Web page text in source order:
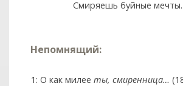
Смиряешь буйные мечты.
Непомнящий:
1: О как милее ты, смиренница…